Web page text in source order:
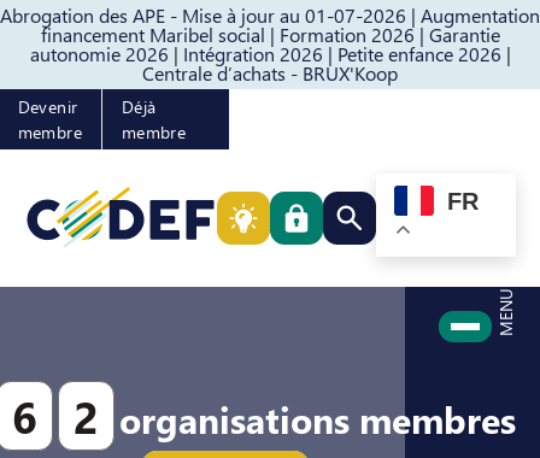
Abrogation des APE - Mise à jour au 01-07-2026 | Augmentation
financement Maribel social | Formation 2026 | Garantie
autonomie 2026 | Intégration 2026 | Petite enfance 2026 |
Centrale d’achats - BRUX'Koop
Passer au contenuPasser au pied de page
Devenir
membre
Déjà
membre
Rechercher quelque
FR
MENU
6 2 organisations membres